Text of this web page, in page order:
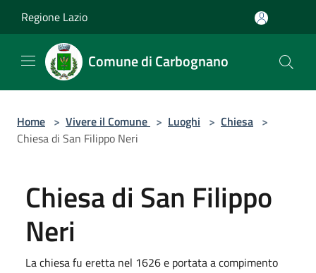
Regione Lazio
Comune di Carbognano
Home > Vivere il Comune > Luoghi > Chiesa >
Chiesa di San Filippo Neri
Chiesa di San Filippo
Neri
La chiesa fu eretta nel 1626 e portata a compimento